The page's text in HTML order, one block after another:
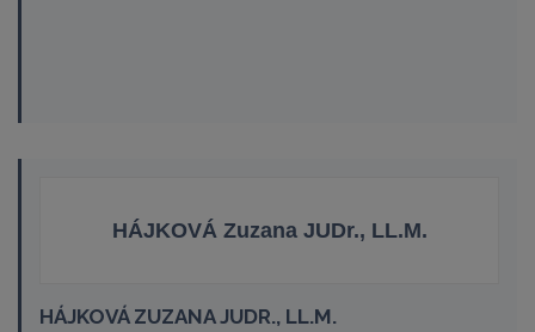
HÁJKOVÁ Zuzana JUDr., LL.M.
HÁJKOVÁ ZUZANA JUDR., LL.M.